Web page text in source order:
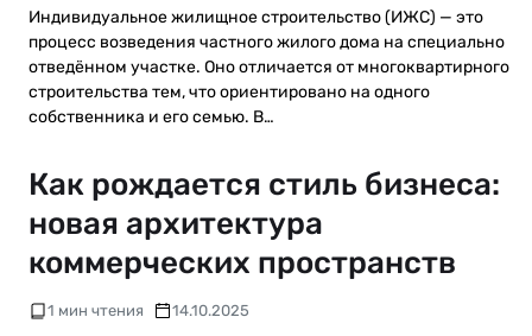
Индивидуальное жилищное строительство (ИЖС) — это
процесс возведения частного жилого дома на специально
отведённом участке. Оно отличается от многоквартирного
строительства тем, что ориентировано на одного
собственника и его семью. В…
Как рождается стиль бизнеса:
новая архитектура
коммерческих пространств
1 мин чтения 14.10.2025